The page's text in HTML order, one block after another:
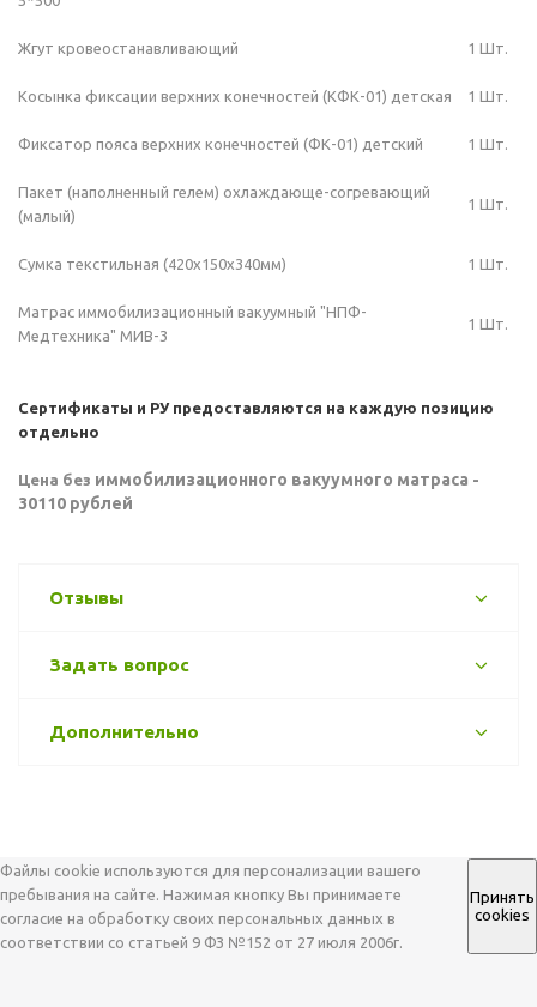
Жгут кровеостанавливающий 1 Шт.
Косынка фиксации верхних конечностей (КФК-01) детская 1 Шт.
Фиксатор пояса верхних конечностей (ФК-01) детский 1 Шт.
Пакет (наполненный гелем) охлаждающе-согревающий
(малый)
1 Шт.
Сумка текстильная (420х150х340мм) 1 Шт.
Матрас иммобилизационный вакуумный "НПФ-
Медтехника" МИВ-3
1 Шт.
Сертификаты и РУ предоставляются на каждую позицию
отдельно
Цена без иммобилизационного вакуумного матраса -
30110 рублей
Отзывы
Задать вопрос
Дополнительно
Файлы cookie используются для персонализации вашего
пребывания на сайте. Нажимая кнопку Вы принимаете
согласие на обработку своих персональных данных в
соответствии со статьей 9 ФЗ №152 от 27 июля 2006г.
Принять
cookies